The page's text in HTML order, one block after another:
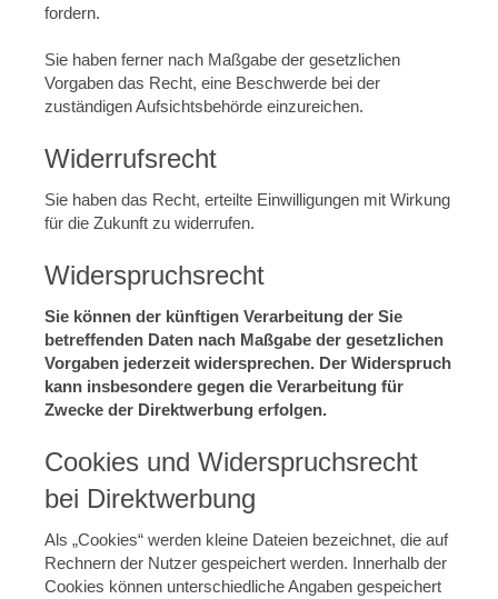
fordern.
Sie haben ferner nach Maßgabe der gesetzlichen
Vorgaben das Recht, eine Beschwerde bei der
zuständigen Aufsichtsbehörde einzureichen.
Widerrufsrecht
Sie haben das Recht, erteilte Einwilligungen mit Wirkung
für die Zukunft zu widerrufen.
Widerspruchsrecht
Sie können der künftigen Verarbeitung der Sie
betreffenden Daten nach Maßgabe der gesetzlichen
Vorgaben jederzeit widersprechen. Der Widerspruch
kann insbesondere gegen die Verarbeitung für
Zwecke der Direktwerbung erfolgen.
Cookies und Widerspruchsrecht
bei Direktwerbung
Als „Cookies“ werden kleine Dateien bezeichnet, die auf
Rechnern der Nutzer gespeichert werden. Innerhalb der
Cookies können unterschiedliche Angaben gespeichert